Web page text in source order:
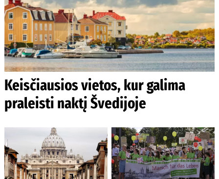
Keisčiausios vietos, kur galima
praleisti naktį Švedijoje